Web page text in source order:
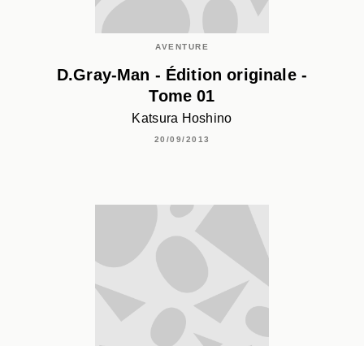
AVENTURE
D.Gray-Man - Édition originale -
Tome 01
Katsura Hoshino
20/09/2013